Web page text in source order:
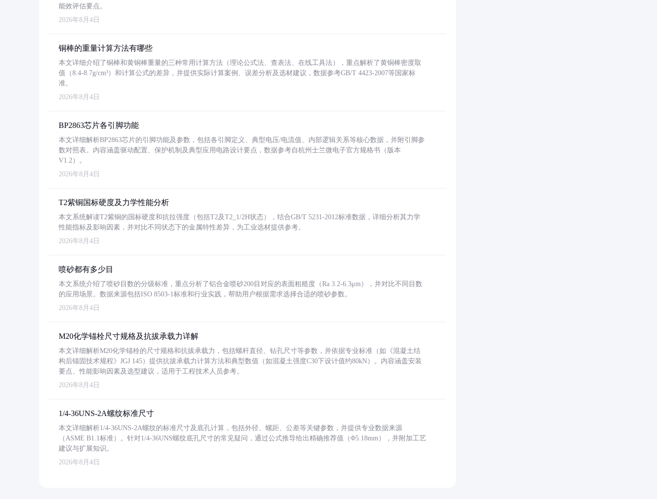
能效评估要点。
2026年8月4日
铜棒的重量计算方法有哪些
本文详细介绍了铜棒和黄铜棒重量的三种常用计算方法（理论公式法、查表法、在线工具法），重点解析了黄铜棒密度取
值（8.4-8.7g/cm³）和计算公式的差异，并提供实际计算案例、误差分析及选材建议，数据参考GB/T 4423-2007等国家标
准。
2026年8月4日
BP2863芯片各引脚功能
本文详细解析BP2863芯片的引脚功能及参数，包括各引脚定义、典型电压/电流值、内部逻辑关系等核心数据，并附引脚参
数对照表。内容涵盖驱动配置、保护机制及典型应用电路设计要点，数据参考自杭州士兰微电子官方规格书（版本
V1.2）。
2026年8月4日
T2紫铜国标硬度及力学性能分析
本文系统解读T2紫铜的国标硬度和抗拉强度（包括T2及T2_1/2H状态），结合GB/T 5231-2012标准数据，详细分析其力学
性能指标及影响因素，并对比不同状态下的金属特性差异，为工业选材提供参考。
2026年8月4日
喷砂都有多少目
本文系统介绍了喷砂目数的分级标准，重点分析了铝合金喷砂200目对应的表面粗糙度（Ra 3.2-6.3μm），并对比不同目数
的应用场景。数据来源包括ISO 8503-1标准和行业实践，帮助用户根据需求选择合适的喷砂参数。
2026年8月4日
M20化学锚栓尺寸规格及抗拔承载力详解
本文详细解析M20化学锚栓的尺寸规格和抗拔承载力，包括螺杆直径、钻孔尺寸等参数，并依据专业标准（如《混凝土结
构后锚固技术规程》JGJ 145）提供抗拔承载力计算方法和典型数值（如混凝土强度C30下设计值约80kN）。内容涵盖安装
要点、性能影响因素及选型建议，适用于工程技术人员参考。
2026年8月4日
1/4-36UNS-2A螺纹标准尺寸
本文详细解析1/4-36UNS-2A螺纹的标准尺寸及底孔计算，包括外径、螺距、公差等关键参数，并提供专业数据来源
（ASME B1.1标准）。针对1/4-36UNS螺纹底孔尺寸的常见疑问，通过公式推导给出精确推荐值（Φ5.18mm），并附加工艺
建议与扩展知识。
2026年8月4日